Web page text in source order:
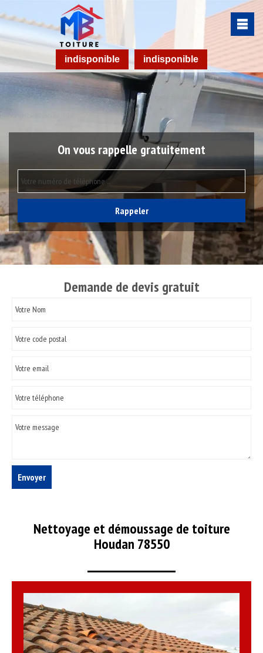
indisponible indisponible
On vous rappelle gratuitement
Demande de devis gratuit
Nettoyage et démoussage de toiture
Houdan 78550